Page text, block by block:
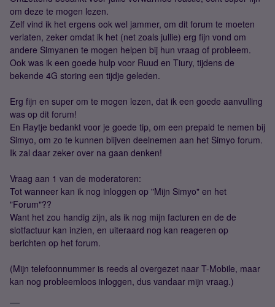
om deze te mogen lezen.
Zelf vind ik het ergens ook wel jammer, om dit forum te moeten
verlaten, zeker omdat ik het (net zoals jullie) erg fijn vond om
andere Simyanen te mogen helpen bij hun vraag of probleem.
Ook was ik een goede hulp voor Ruud en Tiury, tijdens de
bekende 4G storing een tijdje geleden.
Erg fijn en super om te mogen lezen, dat ik een goede aanvulling
was op dit forum!
En Raytje bedankt voor je goede tip, om een prepaid te nemen bij
Simyo, om zo te kunnen blijven deelnemen aan het Simyo forum.
Ik zal daar zeker over na gaan denken!
Vraag aan 1 van de moderatoren:
Tot wanneer kan ik nog inloggen op "Mijn Simyo" en het
"Forum"??
Want het zou handig zijn, als ik nog mijn facturen en de de
slotfactuur kan inzien, en uiteraard nog kan reageren op
berichten op het forum.
(Mijn telefoonnummer is reeds al overgezet naar T-Mobile, maar
kan nog probleemloos inloggen, dus vandaar mijn vraag.)